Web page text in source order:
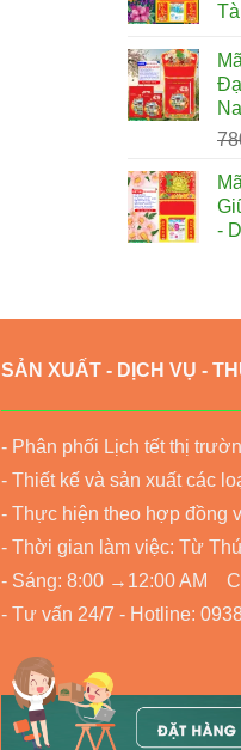
-
SẢN XUẤT - DỊCH VỤ -
- Phân phối Lịch tết thị
- Thiết kế và sản xuất các
- Thực hiện theo hợp đồng
- Thời gian làm việc: Từ
- Sáng: 8:00 →12:00 AM
- Tư vấn 24/7 - Hotline: